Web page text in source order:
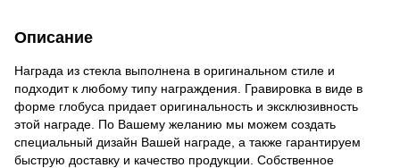
Описание
Награда из стекла выполнена в оригинальном стиле и
подходит к любому типу награждения. Гравировка в виде в
форме глобуса придает оригинальность и эксклюзивность
этой награде. По Вашему желанию мы можем создать
специальный дизайн Вашей награде, а также гарантируем
быструю доставку и качество продукции. Собственное